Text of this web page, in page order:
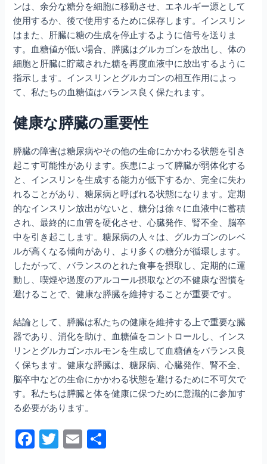
ンは、余分な糖分を細胞に移動させ、エネルギー源として
使用するか、後で使用するために保存します。インスリン
はまた、肝臓に糖の生成を停止するように信号を送りま
す。血糖値が低い場合、膵臓はグルカゴンを放出し、体の
細胞と肝臓に貯蔵された糖を再度血液中に放出するように
指示します。インスリンとグルカゴンの相互作用によっ
て、私たちの血糖値はバランス良く保たれます。
健康な膵臓の重要性
膵臓の障害は糖尿病やその他の生命にかかわる状態を引き
起こす可能性があります。疾患によって膵臓が弱体化する
と、インスリンを生成する能力が低下するか、完全に失わ
れることがあり、糖尿病と呼ばれる状態になります。定期
的なインスリン放出がないと、糖分は徐々に血液中に蓄積
され、最終的に血管を硬化させ、心臓発作、腎不全、脳卒
中を引き起こします。糖尿病の人々は、グルカゴンのレベ
ルが高くなる傾向があり、より多くの糖分が循環します。
したがって、バランスのとれた食事を摂取し、定期的に運
動し、喫煙や過度のアルコール摂取などの不健康な習慣を
避けることで、健康な膵臓を維持することが重要です。
結論として、膵臓は私たちの健康を維持する上で重要な臓
器であり、消化を助け、血糖値をコントロールし、インス
リンとグルカゴンホルモンを生成して血糖値をバランス良
く保ちます。健康な膵臓は、糖尿病、心臓発作、腎不全、
脳卒中などの生命にかかわる状態を避けるために不可欠で
す。私たちは膵臓と体を健康に保つために意識的に参加す
る必要があります。
F
T
E